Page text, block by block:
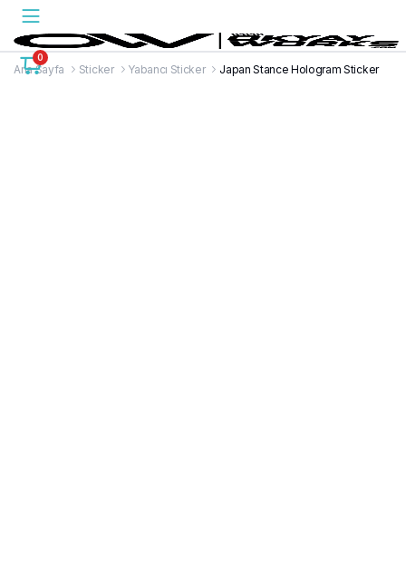
0
Ana Sayfa Sticker Yabancı Sticker Japan Stance Hologram Sticker